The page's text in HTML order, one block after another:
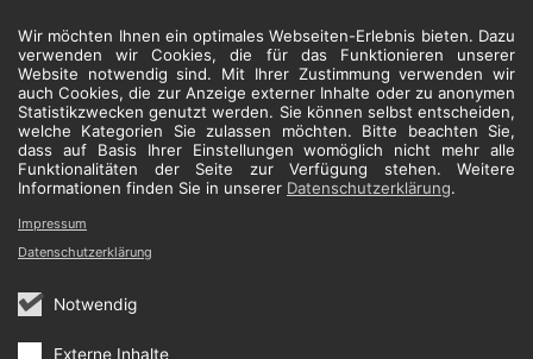
Wir möchten Ihnen ein optimales Webseiten-Erlebnis bieten. Dazu
verwenden wir Cookies, die für das Funktionieren unserer
Website notwendig sind. Mit Ihrer Zustimmung verwenden wir
auch Cookies, die zur Anzeige externer Inhalte oder zu anonymen
Statistikzwecken genutzt werden. Sie können selbst entscheiden,
welche Kategorien Sie zulassen möchten. Bitte beachten Sie,
dass auf Basis Ihrer Einstellungen womöglich nicht mehr alle
Funktionalitäten der Seite zur Verfügung stehen. Weitere
Informationen finden Sie in unserer Datenschutzerklärung.
Notwendig
Externe Inhalte
Impressum
Datenschutzerklärung